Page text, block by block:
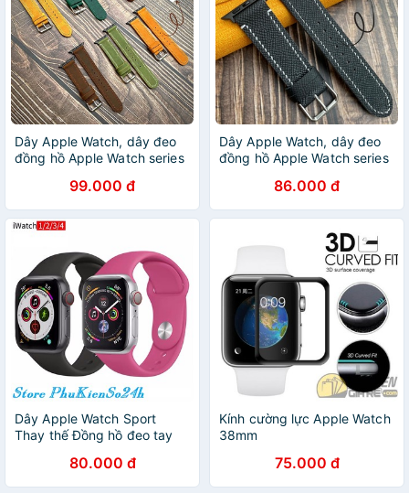
Dây Apple Watch, dây đeo
đồng hồ Apple Watch series
size 38mm 40mm 42mm
44mm handmade thủ công
99.000 đ
Dây Apple Watch, dây đeo
đồng hồ Apple Watch series
size 38mm 40mm 42mm
44mm handmade thủ công
86.000 đ
Dây Apple Watch Sport
Thay thế Đồng hồ đeo tay
Apple iwatch Loạt 1/2/3/4
44-42-40-38MM
80.000 đ
Kính cường lực Apple Watch
38mm
75.000 đ